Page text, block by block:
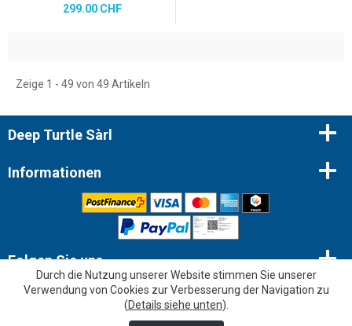
299.00 CHF
Zeige 1 - 49 von 49 Artikeln
Deep Turtle Sàrl
Informationen
Folgen Sie uns
Newsletter
Durch die Nutzung unserer Website stimmen Sie unserer
Verwendung von Cookies zur Verbesserung der Navigation zu
(Details siehe unten).